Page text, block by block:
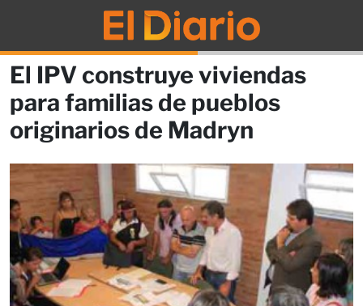
El IPV construye viviendas
para familias de pueblos
originarios de Madryn